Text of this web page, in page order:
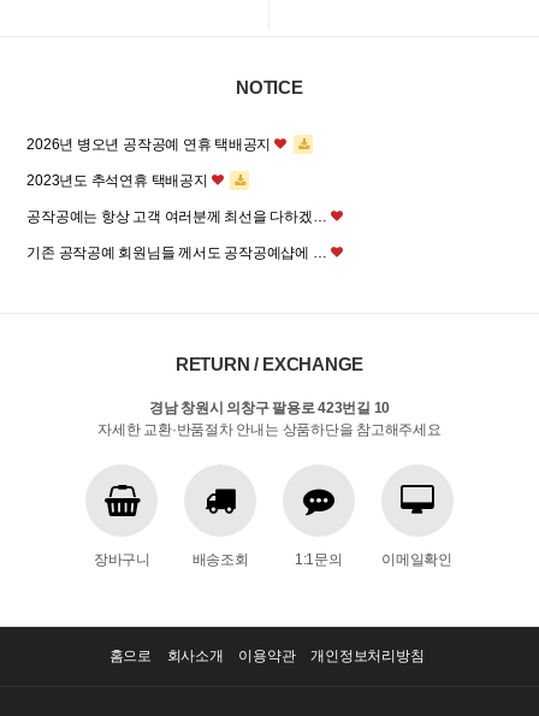
NOTICE
2026년 병오년 공작공예 연휴 택배공지
2023년도 추석연휴 택배공지
공작공예는 항상 고객 여러분께 최선을 다하겠…
기존 공작공예 회원님들 께서도 공작공예샵에 …
RETURN / EXCHANGE
경남 창원시 의창구 팔용로 423번길 10
자세한 교환·반품절차 안내는 상품하단을 참고해주세요
장바구니 배송조회 1:1문의 이메일확인
홈으로 회사소개 이용약관 개인정보처리방침